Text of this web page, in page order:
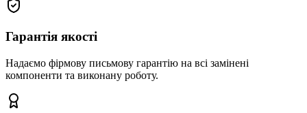
Гарантія якості
Надаємо фірмову письмову гарантію на всі замінені
компоненти та виконану роботу.